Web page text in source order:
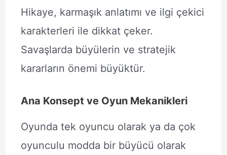
Hikaye, karmaşık anlatımı ve ilgi çekici
karakterleri ile dikkat çeker.
Savaşlarda büyülerin ve stratejik
kararların önemi büyüktür.
Ana Konsept ve Oyun Mekanikleri
Oyunda tek oyuncu olarak ya da çok
oyunculu modda bir büyücü olarak